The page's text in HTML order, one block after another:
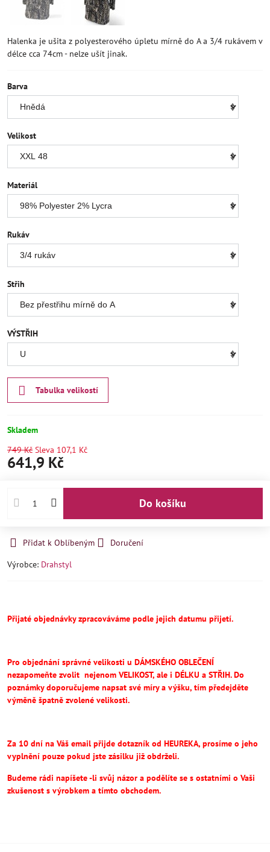
Halenka je ušita z polyesterového úpletu mírně do A a 3/4 rukávem v
délce cca 74cm - nelze ušít jinak.
Barva
Velikost
Materiál
Rukáv
Střih
VÝSTŘIH
Tabulka velikostí
Skladem
749 Kč Sleva 107,1 Kč
641,9 Kč
Do košíku
Přidat k Oblíbeným
Doručení
Výrobce: Drahstyl
Přijaté objednávky zpracováváme podle jejich datumu přijetí.
Pro objednání správné velikosti u DÁMSKÉHO OBLEČENÍ
nezapomeňte zvolit nejenom VELIKOST, ale i DÉLKU a STŘIH.Do
poznámky doporučujeme napsat své míry a výšku, tím předejděte
výměně špatně zvolené velikosti.
Za 10 dní na Váš email přijde dotazník od HEUREKA, prosíme o jeho
vyplnění pouze pokud jste zásilku již obdrželi.
Budeme rádi napíšete -li svůj názor a podělíte se s ostatními o Vaši
zkušenost s výrobkem a tímto obchodem.